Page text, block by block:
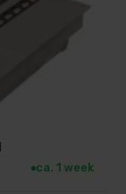
ca. 1 week